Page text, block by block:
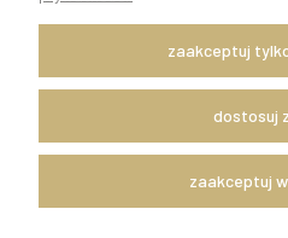
pokaż pełną
Szybka i sprawna wysyłka w ciągu 24h.
Dostawę zapewnia firma kurierska
Witaj, nasz sklep internetowy
i statystycznych. W programie
zmienić ustawienia dotyczące cookies.
zaakceptuj
dostosuj
zaakceptuj